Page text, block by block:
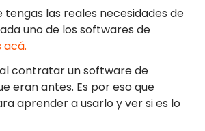
tengas las reales necesidades de
uno de los softwares de
acá.
contratar un software de
eran antes. Es por eso que
aprender a usarlo y ver si es lo